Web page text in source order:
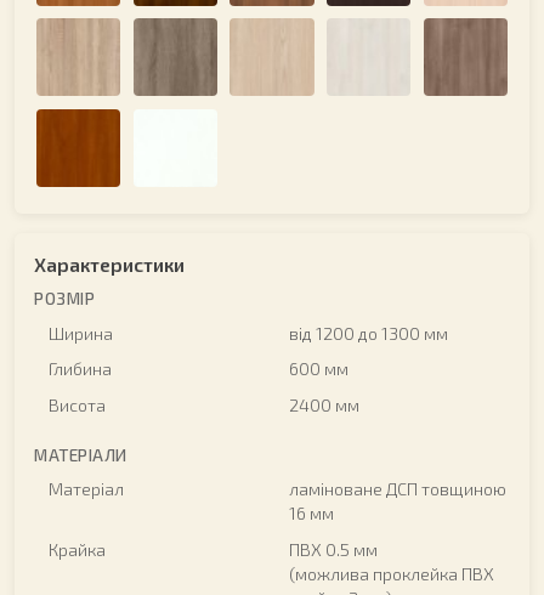
Характеристики
РОЗМІР
Ширина
від 1200 до 1300 мм
Глибина
600 мм
Висота
2400 мм
МАТЕРІАЛИ
Матеріал
ламіноване ДСП товщиною
16 мм
Крайка
ПВХ 0.5 мм
(можлива проклейка ПВХ